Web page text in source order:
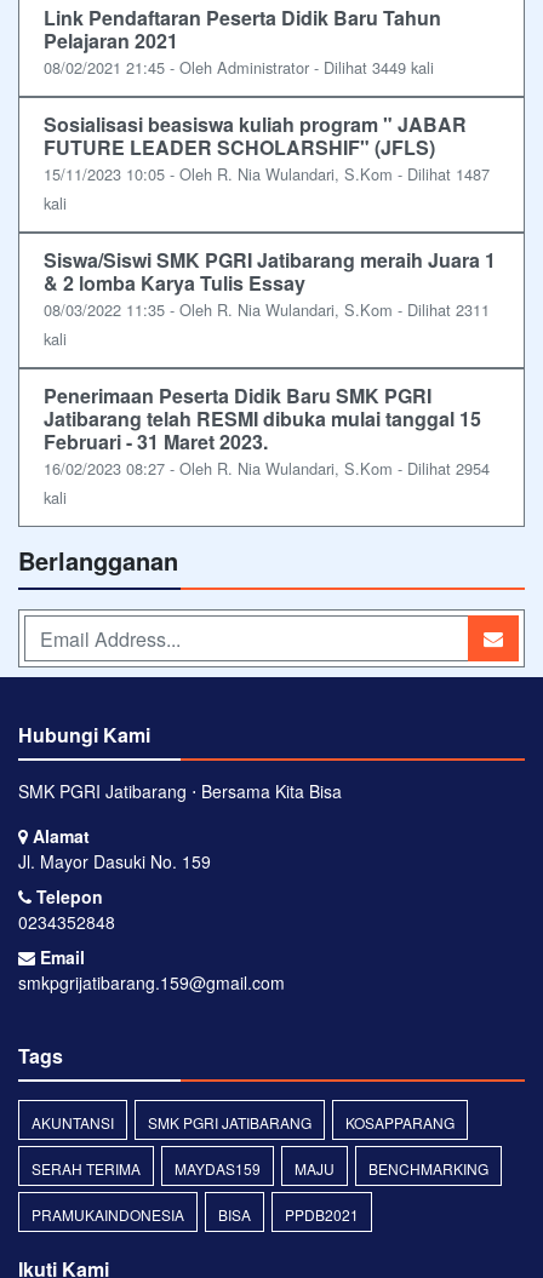
Link Pendaftaran Peserta Didik Baru Tahun
Pelajaran 2021
08/02/2021 21:45 - Oleh Administrator - Dilihat 3449 kali
Sosialisasi beasiswa kuliah program " JABAR
FUTURE LEADER SCHOLARSHIF" (JFLS)
15/11/2023 10:05 - Oleh R. Nia Wulandari, S.Kom - Dilihat 1487
kali
Siswa/Siswi SMK PGRI Jatibarang meraih Juara 1
& 2 lomba Karya Tulis Essay
08/03/2022 11:35 - Oleh R. Nia Wulandari, S.Kom - Dilihat 2311
kali
Penerimaan Peserta Didik Baru SMK PGRI
Jatibarang telah RESMI dibuka mulai tanggal 15
Februari - 31 Maret 2023.
16/02/2023 08:27 - Oleh R. Nia Wulandari, S.Kom - Dilihat 2954
kali
Berlangganan
Hubungi Kami
SMK PGRI Jatibarang ⋅ Bersama Kita Bisa
Alamat
Jl. Mayor Dasuki No. 159
Telepon
0234352848
Email
smkpgrijatibarang.159@gmail.com
Tags
AKUNTANSI SMK PGRI JATIBARANG KOSAPPARANG
SERAH TERIMA MAYDAS159 MAJU BENCHMARKING
PRAMUKAINDONESIA BISA PPDB2021
Ikuti Kami